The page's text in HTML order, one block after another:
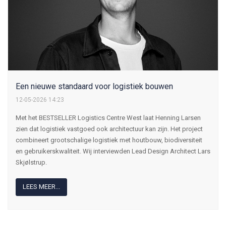
Een nieuwe standaard voor logistiek bouwen
12-05-2026 14:23
Met het BESTSELLER Logistics Centre West laat Henning Larsen
zien dat logistiek vastgoed ook architectuur kan zijn. Het project
combineert grootschalige logistiek met houtbouw, biodiversiteit
en gebruikerskwaliteit. Wij interviewden Lead Design Architect Lars
Skjølstrup.
LEES MEER...